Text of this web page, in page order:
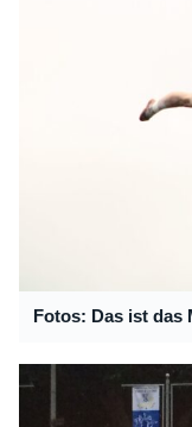
Fotos: Das ist das